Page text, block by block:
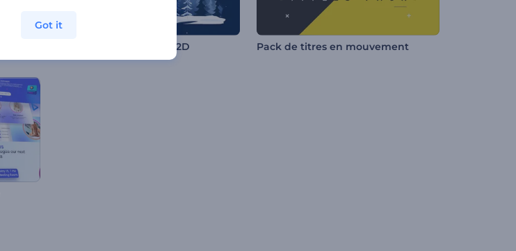
Carte vidéo de Noël en 2D Pack de titres en mouvement
Got it